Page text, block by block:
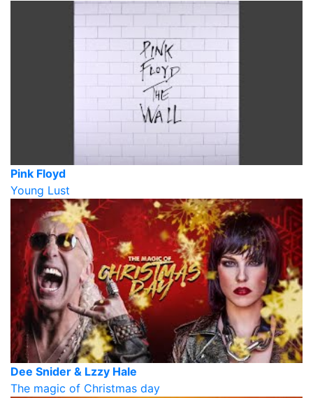
Pink Floyd
Young Lust
Dee Snider & Lzzy Hale
The magic of Christmas day